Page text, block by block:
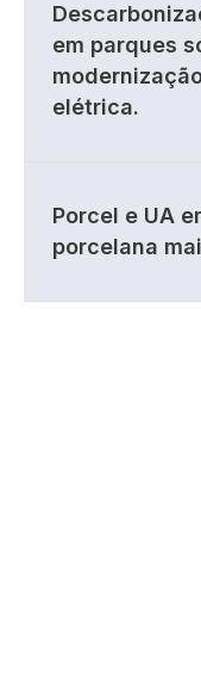
em parques
elétrica.
Porcel e UA
porcelana